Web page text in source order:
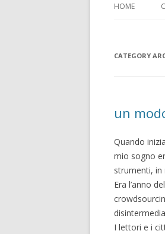
HOME
CATEGORY
un
Quando
mio sogno
strumenti, in
Era l’anno
I lettori e i